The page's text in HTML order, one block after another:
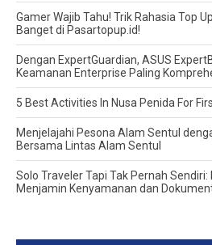
Gamer Wajib Tahu! Trik Rahasia Top
Banget di Pasartopup.id!
Dengan ExpertGuardian, ASUS
Keamanan Enterprise Paling
5 Best Activities In Nusa Penida For
Menjelajahi Pesona Alam Sentul
Bersama Lintas Alam Sentul
Solo Traveler Tapi Tak Pernah
Menjamin Kenyamanan dan